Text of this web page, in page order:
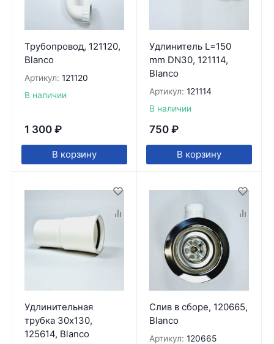
Трубопровод, 121120,
Blanco
Артикул: 121120
В наличии
1 300 ₽
В корзину
Удлинитель L=150
mm DN30, 121114,
Blanco
Артикул: 121114
В наличии
750 ₽
В корзину
Удлинительная
трубка 30x130,
125614, Blanco
Слив в сборе, 120665,
Blanco
Артикул: 120665